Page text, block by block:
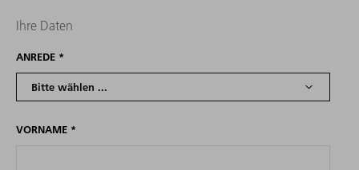
Ihre Daten
ANREDE *
VORNAME *